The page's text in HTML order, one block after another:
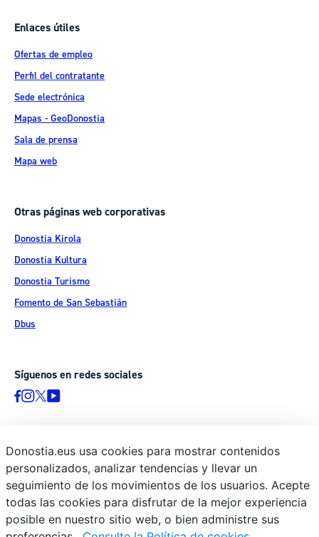
Enlaces útiles
Ofertas de empleo
Perfil del contratante
Sede electrónica
Mapas - GeoDonostia
Sala de prensa
Mapa web
Otras páginas web corporativas
Donostia Kirola
Donostia Kultura
Donostia Turismo
Fomento de San Sebastián
Dbus
Síguenos en redes sociales
© Donostiako Udala - Ayuntamiento de Donostia / San Sebastián
Ijentea 1, 20003 Donostia / San Sebastián
Aviso legal
Política de privacidad
Donostia.eus usa cookies para mostrar contenidos
personalizados, analizar tendencias y llevar un
seguimiento de los movimientos de los usuarios. Acepte
todas las cookies para disfrutar de la mejor experiencia
posible en nuestro sitio web, o bien administre sus